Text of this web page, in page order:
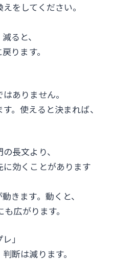
をしてください。
ると、
ります。
ありません。
。使えると決まれば、
長文より、
効くことがあります
きます。動くと、
広がります。
」
断は減ります。